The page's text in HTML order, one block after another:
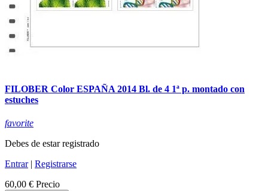
FILOBER Color ESPAÑA 2014 Bl. de 4 1ª p. montado con
estuches
favorite
Debes de estar registrado
Entrar| Registrarse
60,00 € Precio